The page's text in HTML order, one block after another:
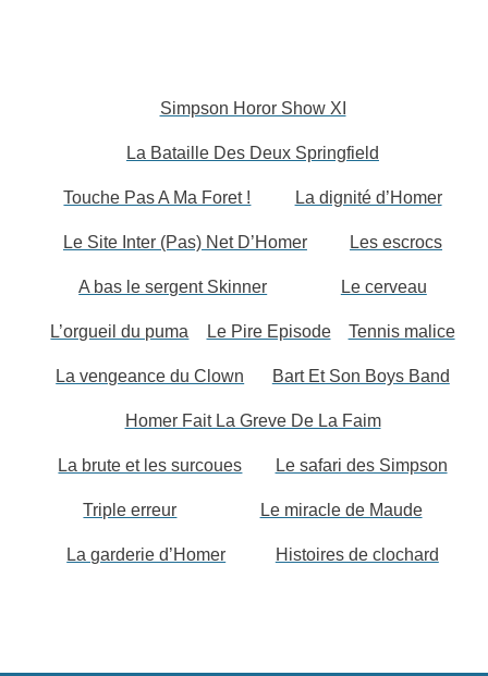
Simpson Horor Show XI
La Bataille Des Deux Springfield
Touche Pas A Ma Foret ! La dignité d’Homer
Le Site Inter (Pas) Net D’Homer Les escrocs
A bas le sergent Skinner Le cerveau
L’orgueil du puma Le Pire Episode Tennis malice
La vengeance du Clown Bart Et Son Boys Band
Homer Fait La Greve De La Faim
La brute et les surcoues Le safari des Simpson
Triple erreur Le miracle de Maude
La garderie d’Homer Histoires de clochard